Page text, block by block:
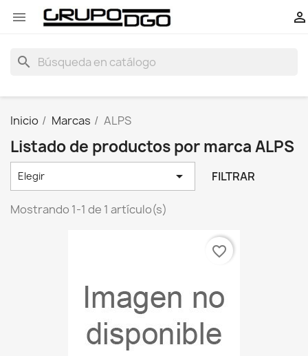
 
search
Inicio Marcas ALPS
Listado de productos por marca ALPS
Elegir  FILTRAR
Mostrando 1-1 de 1 artículo(s)
favorite_border